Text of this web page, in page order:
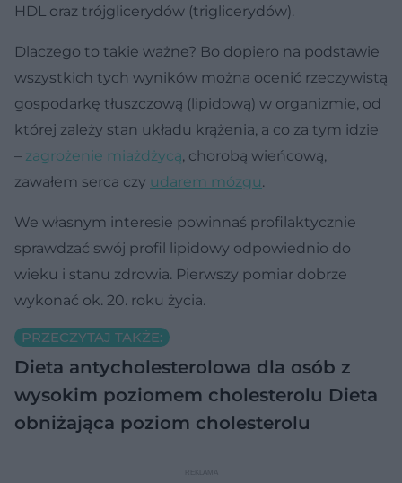
HDL oraz trójglicerydów (triglicerydów).
Dlaczego to takie ważne? Bo dopiero na podstawie
wszystkich tych wyników można ocenić rzeczywistą
gospodarkę tłuszczową (lipidową) w organizmie, od
której zależy stan układu krążenia, a co za tym idzie
– zagrożenie miażdżycą, chorobą wieńcową,
zawałem serca czy udarem mózgu.
We własnym interesie powinnaś profilaktycznie
sprawdzać swój profil lipidowy odpowiednio do
wieku i stanu zdrowia. Pierwszy pomiar dobrze
wykonać ok. 20. roku życia.
PRZECZYTAJ TAKŻE:
Dieta antycholesterolowa dla osób z
wysokim poziomem cholesterolu Dieta
obniżająca poziom cholesterolu